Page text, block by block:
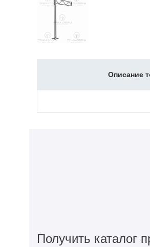
Описание
Получить каталог